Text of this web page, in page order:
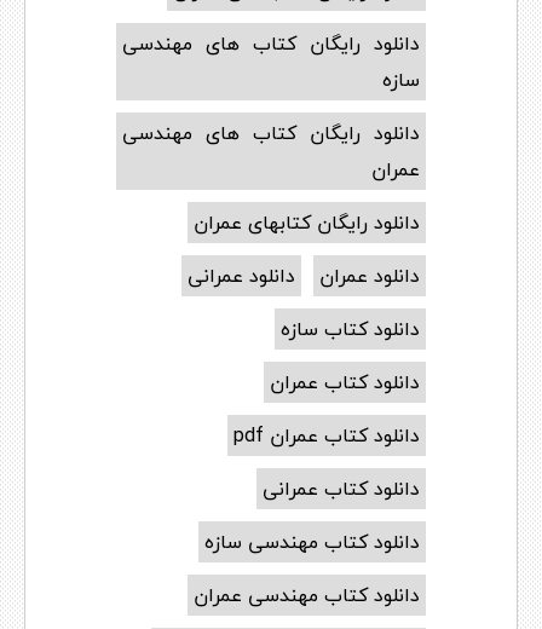
دانلود رایگان کتاب های مهندسی
سازه
دانلود رایگان کتاب های مهندسی
عمران
دانلود رایگان کتابهای عمران
دانلود عمران
دانلود عمرانی
دانلود کتاب سازه
دانلود کتاب عمران
دانلود کتاب عمران pdf
دانلود کتاب عمرانی
دانلود کتاب مهندسی سازه
دانلود کتاب مهندسی عمران